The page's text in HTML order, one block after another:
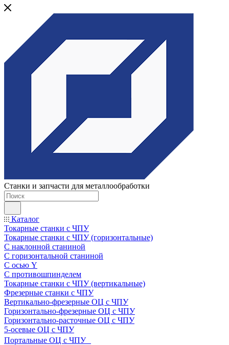
Станки и запчасти для металлообработки
Каталог
Токарные станки с ЧПУ
Токарные станки с ЧПУ (горизонтальные)
С наклонной станиной
С горизонтальной станиной
С осью Y
С противошпинделем
Токарные станки с ЧПУ (вертикальные)
Фрезерные станки с ЧПУ
Вертикально-фрезерные ОЦ с ЧПУ
Горизонтально-фрезерные ОЦ с ЧПУ
Горизонтально-расточные ОЦ с ЧПУ
5-осевые ОЦ с ЧПУ
Портальные ОЦ с ЧПУ